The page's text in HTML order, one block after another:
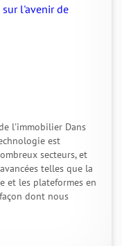
l'immobilier Dans
est
secteurs, et
telles que la
et les plateformes en
dont nous